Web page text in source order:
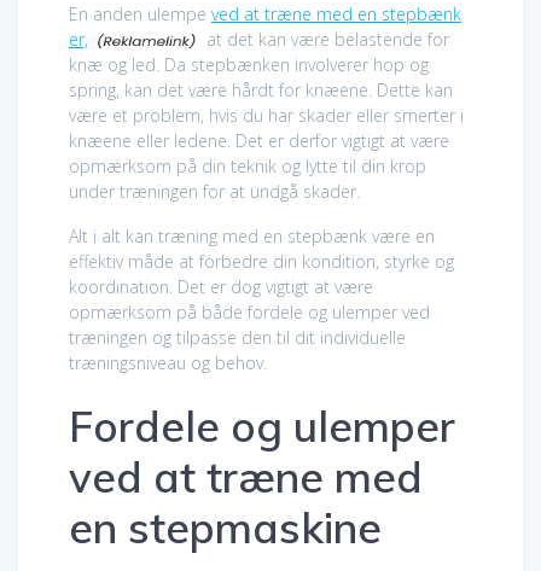
En anden ulempe ved at træne med en stepbænk
er,
at det kan være belastende for
knæ og led. Da stepbænken involverer hop og
spring, kan det være hårdt for knæene. Dette kan
være et problem, hvis du har skader eller smerter i
knæene eller ledene. Det er derfor vigtigt at være
opmærksom på din teknik og lytte til din krop
under træningen for at undgå skader.
Alt i alt kan træning med en stepbænk være en
effektiv måde at forbedre din kondition, styrke og
koordination. Det er dog vigtigt at være
opmærksom på både fordele og ulemper ved
træningen og tilpasse den til dit individuelle
træningsniveau og behov.
Fordele og ulemper
ved at træne med
en stepmaskine